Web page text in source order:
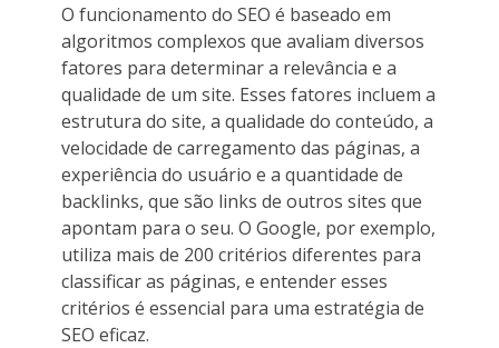
O funcionamento do SEO é baseado em
algoritmos complexos que avaliam diversos
fatores para determinar a relevância e a
qualidade de um site. Esses fatores incluem a
estrutura do site, a qualidade do conteúdo, a
velocidade de carregamento das páginas, a
experiência do usuário e a quantidade de
backlinks, que são links de outros sites que
apontam para o seu. O Google, por exemplo,
utiliza mais de 200 critérios diferentes para
classificar as páginas, e entender esses
critérios é essencial para uma estratégia de
SEO eficaz.